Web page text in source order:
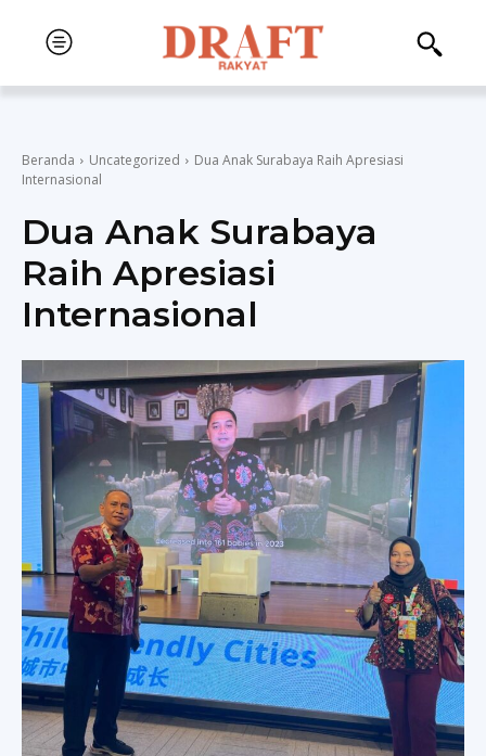
Beranda Uncategorized
Dua Anak Surabaya Raih Apresiasi
Internasional
Dua Anak Surabaya
Raih Apresiasi
Internasional